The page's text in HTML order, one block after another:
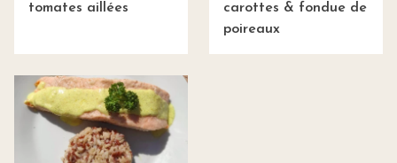
tomates aillées
carottes & fondue de
poireaux